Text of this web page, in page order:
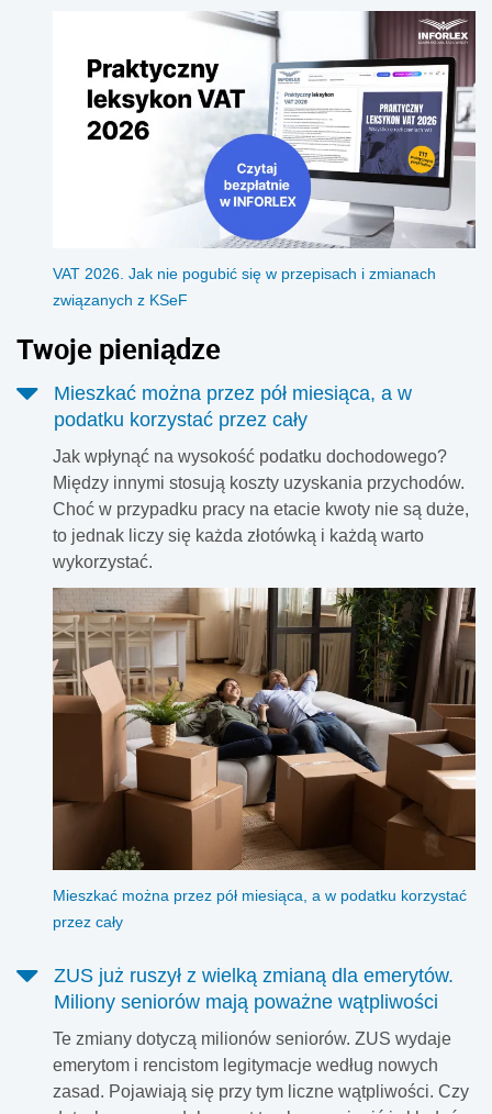
VAT 2026. Jak nie pogubić się w przepisach i zmianach
związanych z KSeF
Twoje pieniądze
Mieszkać można przez pół miesiąca, a w
podatku korzystać przez cały
Jak wpłynąć na wysokość podatku dochodowego?
Między innymi stosują koszty uzyskania przychodów.
Choć w przypadku pracy na etacie kwoty nie są duże,
to jednak liczy się każda złotówką i każdą warto
wykorzystać.
Mieszkać można przez pół miesiąca, a w podatku korzystać
przez cały
ZUS już ruszył z wielką zmianą dla emerytów.
Miliony seniorów mają poważne wątpliwości
Te zmiany dotyczą milionów seniorów. ZUS wydaje
emerytom i rencistom legitymacje według nowych
zasad. Pojawiają się przy tym liczne wątpliwości. Czy